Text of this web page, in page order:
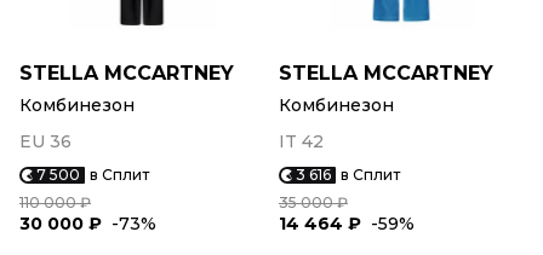
STELLA MCCARTNEY
Комбинезон
EU 36
7 500 в Сплит
110 000 ₽
30 000 ₽ -73%
STELLA MCCARTNEY
Комбинезон
IT 42
3 616 в Сплит
35 000 ₽
14 464 ₽ -59%